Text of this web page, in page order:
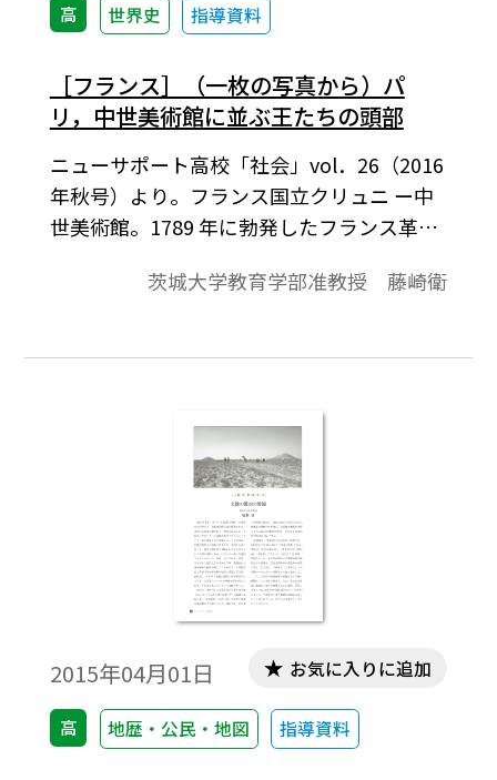
高 世界史 指導資料
［フランス］（一枚の写真から）パ
リ，中世美術館に並ぶ王たちの頭部
ニューサポート高校「社会」vol．26（2016
年秋号）より。フランス国立クリュニ ー中
世美術館。1789 年に勃発したフランス革命
した 革命主義者たちが彫像を歴代のフラン
断頭してしま ったのだ。ノートルダムには
ているが、1977 年、 失われていたオリジナ
ルの頭部が偶然発見さ れ、ここに居場所を
茨城大学教育学部准教授 藤崎衛
2015年04月01日
高 地歴・公民・地図 指導資料
お気に入りに追加